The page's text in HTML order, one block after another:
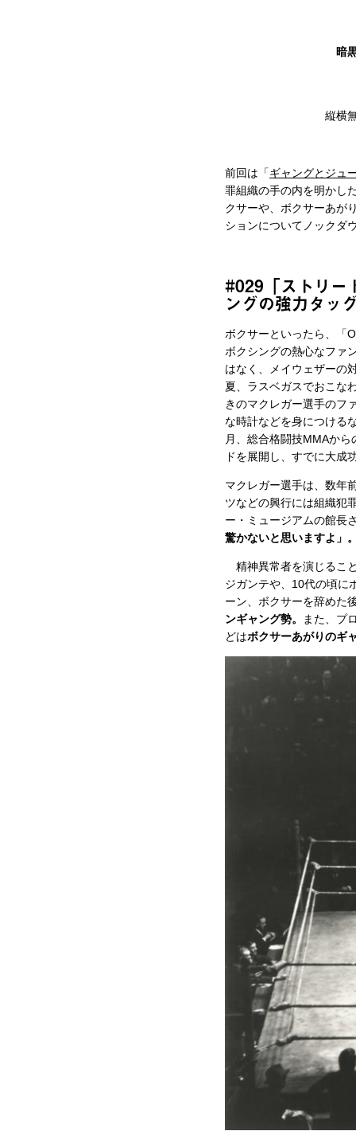
暗
縦横
前回は「ギャングとジュ
罪組織の手の内を明かし
クサーや、ボクサーあが
ションについてノックダ
#029「ストリー
ングの強力タッ
ボクサーといったら、「
ボクシングの熱心なファ
はなく、メイウェザーの
夏、ラスベガスでおこな
きのマクレガー選手のフ
な時計などを身につける
月、総合格闘技MMAか
ドを展開し、すでに大成
マクレガー選手は、数年
ツなどの興行には組織犯
ー・ミュージアムの館長
驚かないと思いますよ」
精神異常者を演じるこ
ジガンテや、10代の頃に
ーン、ボクサーを辞めた
ンギャング勢。
また、プ
どはボクサーあがりのギ